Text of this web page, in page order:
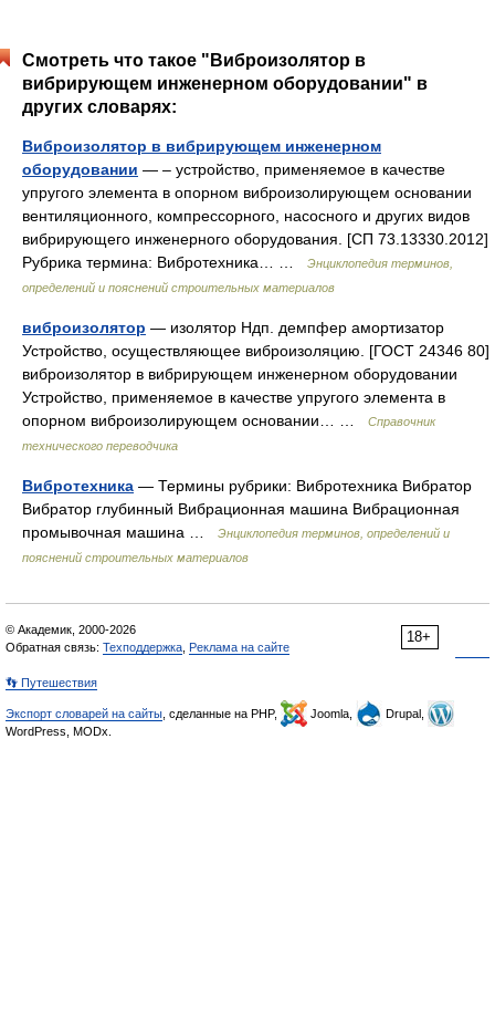
Смотреть что такое "Виброизолятор в
вибрирующем инженерном оборудовании" в
других словарях:
Виброизолятор в вибрирующем инженерном
оборудовании — – устройство, применяемое в качестве
упругого элемента в опорном виброизолирующем основании
вентиляционного, компрессорного, насосного и других видов
вибрирующего инженерного оборудования. [СП 73.13330.2012]
Рубрика термина: Вибротехника… …
Энциклопедия терминов,
определений и пояснений строительных материалов
виброизолятор — изолятор Ндп. демпфер амортизатор
Устройство, осуществляющее виброизоляцию. [ГОСТ 24346 80]
виброизолятор в вибрирующем инженерном оборудовании
Устройство, применяемое в качестве упругого элемента в
опорном виброизолирующем основании… …
Справочник
технического переводчика
Вибротехника — Термины рубрики: Вибротехника Вибратор
Вибратор глубинный Вибрационная машина Вибрационная
промывочная машина …
Энциклопедия терминов, определений и
пояснений строительных материалов
18+
© Академик, 2000-2026
Обратная связь: Техподдержка Реклама на сайте
👣 Путешествия
Экспорт словарей на сайты , сделанные на PHP, Joomla,
Drupal,
WordPress, MODx.